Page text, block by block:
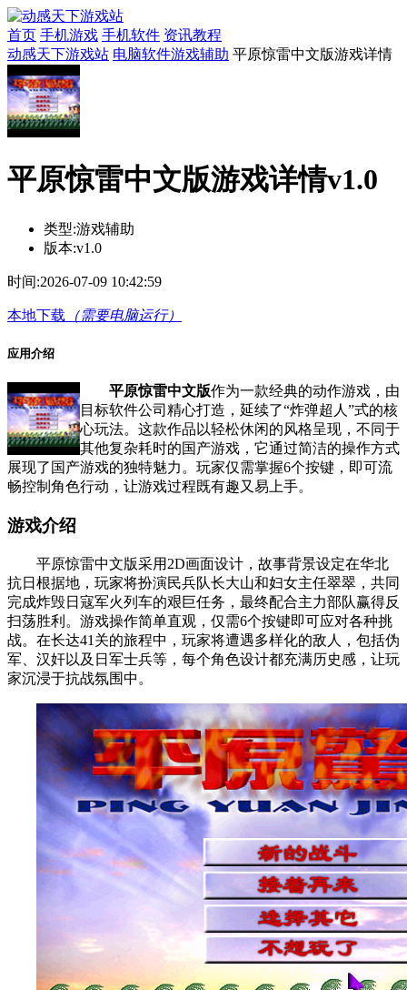
首页 手机游戏 手机软件 资讯教程
动感天下游戏站 电脑软件游戏辅助 平原惊雷中文版游戏详情
平原惊雷中文版游戏详情v1.0
类型:游戏辅助
版本:v1.0
时间:2026-07-09 10:42:59
本地下载 （需要电脑运行）
应用介绍
平原惊雷中文版作为一款经典的动作游戏，由
目标软件公司精心打造，延续了“炸弹超人”式的核
心玩法。这款作品以轻松休闲的风格呈现，不同于
其他复杂耗时的国产游戏，它通过简洁的操作方式
展现了国产游戏的独特魅力。玩家仅需掌握6个按键，即可流
畅控制角色行动，让游戏过程既有趣又易上手。
游戏介绍
平原惊雷中文版采用2D画面设计，故事背景设定在华北
抗日根据地，玩家将扮演民兵队长大山和妇女主任翠翠，共同
完成炸毁日寇军火列车的艰巨任务，最终配合主力部队赢得反
扫荡胜利。游戏操作简单直观，仅需6个按键即可应对各种挑
战。在长达41关的旅程中，玩家将遭遇多样化的敌人，包括伪
军、汉奸以及日军士兵等，每个角色设计都充满历史感，让玩
家沉浸于抗战氛围中。